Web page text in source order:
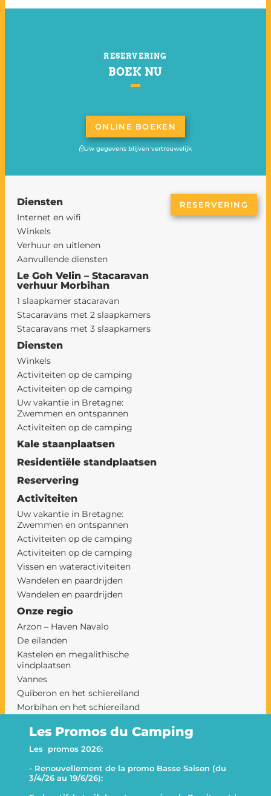
Les Promos du Camping
Les promos 2026:
- Renouvellement de la promo Basse Saison (du
3/4/26 au 19/6/26):
RESERVERING
BOEK NU
ONLINE BOEKEN
Uw gegevens blijven vertrouwelijk
Diensten
Internet en wifi
Winkels
Verhuur en uitlenen
Aanvullende diensten
Le Goh Velin – Stacaravan
verhuur Morbihan
1 slaapkamer stacaravan
Stacaravans met 2 slaapkamers
Stacaravans met 3 slaapkamers
Diensten
Winkels
Activiteiten op de camping
Activiteiten op de camping
Uw vakantie in Bretagne:
Zwemmen en ontspannen
Activiteiten op de camping
Kale staanplaatsen
Residentiële standplaatsen
Reservering
Activiteiten
Uw vakantie in Bretagne:
Zwemmen en ontspannen
Activiteiten op de camping
Activiteiten op de camping
Vissen en wateractiviteiten
Wandelen en paardrijden
Wandelen en paardrijden
Onze regio
Arzon – Haven Navalo
De eilanden
Kastelen en megalithische
vindplaatsen
Vannes
Quiberon en het schiereiland
Morbihan en het schiereiland
Rhuys op een camping
camping sarzeau
Le Goh Velin
RESERVERING
This website uses cookies
This website uses cookies to improve user experience. By